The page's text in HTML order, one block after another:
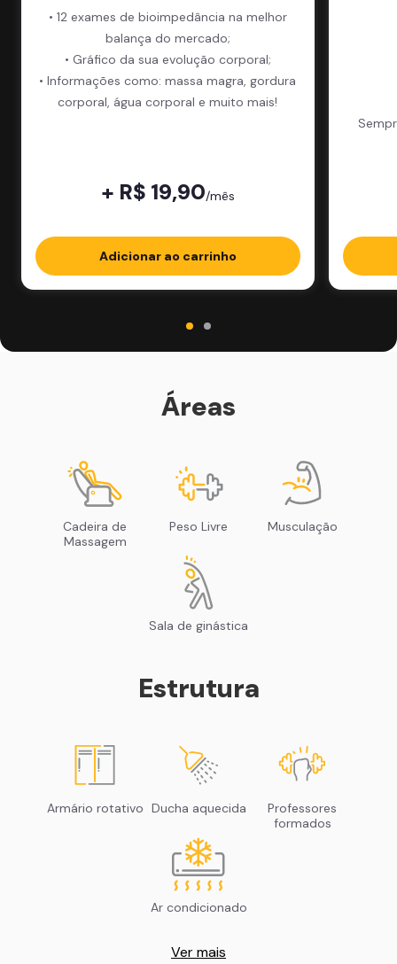
• 12 exames de bioimpedância na melhor
balança do mercado;
• Gráfico da sua evolução corporal;
• Informações como: massa magra, gordura
corporal, água corporal e muito mais!
+ R$ 19,90/mês
Adicionar ao carrinho
Áreas
Cadeira de
Massagem
Peso Livre Musculação
Sala de ginástica
Estrutura
Armário rotativo Ducha aquecida
Professores
formados
Ar condicionado
Ver mais